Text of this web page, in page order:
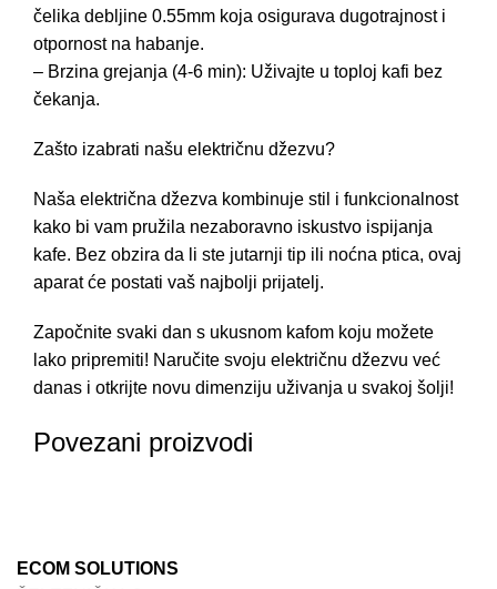
čelika debljine 0.55mm koja osigurava dugotrajnost i
otpornost na habanje.
– Brzina grejanja (4-6 min): Uživajte u toploj kafi bez
čekanja.
Zašto izabrati našu električnu džezvu?
Naša električna džezva kombinuje stil i funkcionalnost
kako bi vam pružila nezaboravno iskustvo ispijanja
kafe. Bez obzira da li ste jutarnji tip ili noćna ptica, ovaj
aparat će postati vaš najbolji prijatelj.
Započnite svaki dan s ukusnom kafom koju možete
lako pripremiti! Naručite svoju električnu džezvu već
danas i otkrijte novu dimenziju uživanja u svakoj šolji!
Povezani proizvodi
ECOM SOLUTIONS